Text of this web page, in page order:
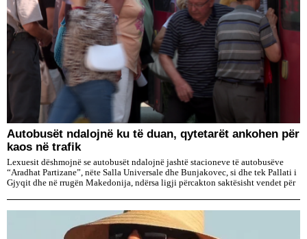
Autobusët ndalojnë ku të duan, qytetarët ankohen për
kaos në trafik
Lexuesit dëshmojnë se autobusët ndalojnë jashtë stacioneve të autobusëve
“Aradhat Partizane”, nëte Salla Universale dhe Bunjakovec, si dhe tek Pallati i
Gjyqit dhe në rrugën Makedonija, ndërsa ligji përcakton saktësisht vendet për